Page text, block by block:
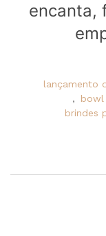
encanta,
lançamento
,
bowl
brindes